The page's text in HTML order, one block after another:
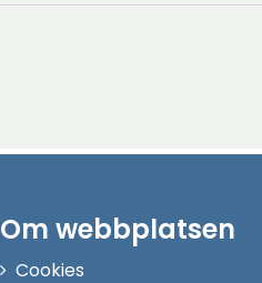
Om webbplatsen
Cookies